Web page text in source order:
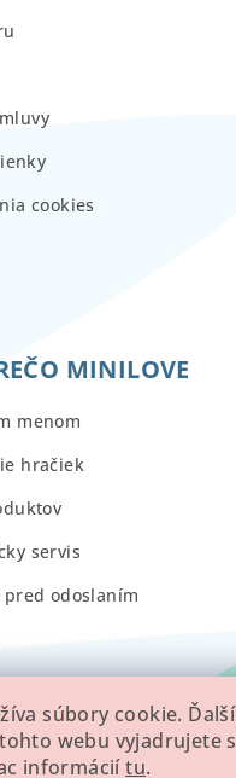
súbory cookie.
webu vyjadrujete
informáciítu.
cookies
MINILOVE
menom
hračiek
servis
odoslaním
obchodu